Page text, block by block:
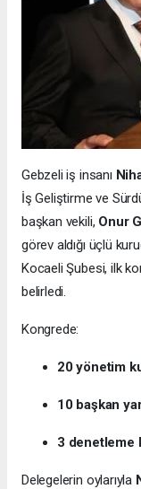
Gebzeli iş insanı
İş Geliştirme ve
başkan vekili, Onur
görev aldığı üçlü
Kocaeli Şubesi, ilk
belirledi.
Kongrede:
20 yönetim
10 başkan
3 denetleme
Delegelerin oylarıyla